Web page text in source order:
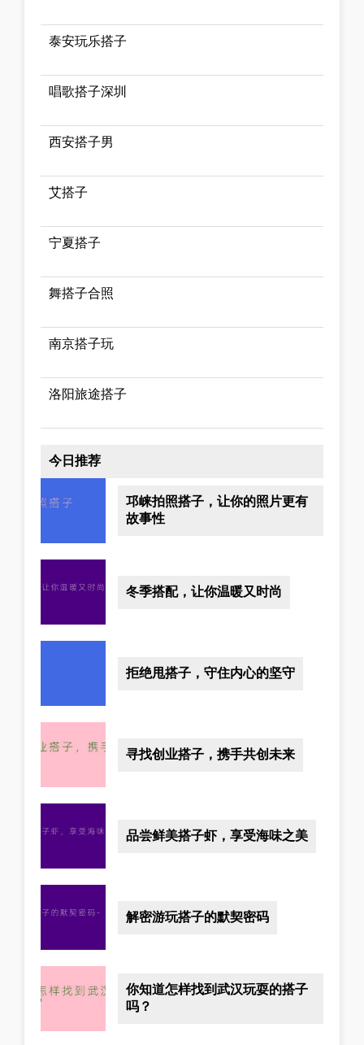
泰安玩乐搭子
唱歌搭子深圳
西安搭子男
艾搭子
宁夏搭子
舞搭子合照
南京搭子玩
洛阳旅途搭子
今日推荐
邛崃拍照搭子，让你的照片更有
故事性
冬季搭配，让你温暖又时尚
拒绝甩搭子，守住内心的坚守
寻找创业搭子，携手共创未来
品尝鲜美搭子虾，享受海味之美
解密游玩搭子的默契密码
你知道怎样找到武汉玩耍的搭子
吗？